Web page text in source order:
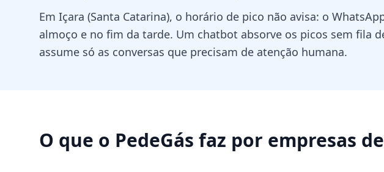
Em Içara (Santa Catarina), o horário de pico não avisa: o
almoço e no fim da tarde. Um chatbot absorve os picos sem fila
assume só as conversas que precisam de atenção humana.
O que o PedeGás faz por empresas